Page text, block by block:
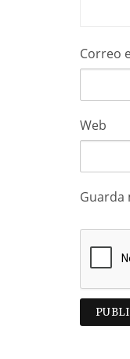
Correo
Web
Guarda